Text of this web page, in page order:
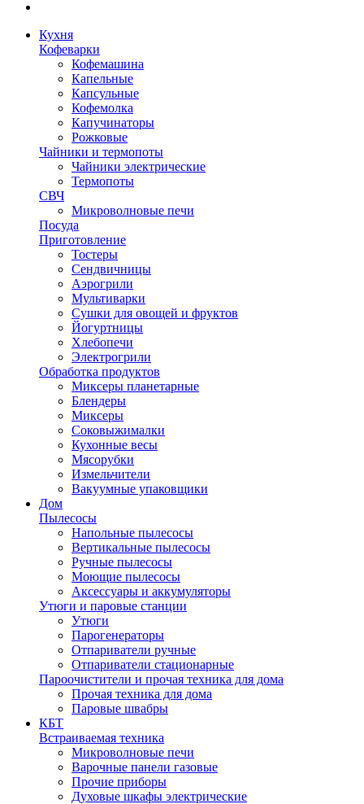
Кухня
Кофеварки
Кофемашина
Капельные
Капсульные
Кофемолка
Капучинаторы
Рожковые
Чайники и термопоты
Чайники электрические
Термопоты
СВЧ
Микроволновые печи
Посуда
Приготовление
Тостеры
Сендвичницы
Аэрогрили
Мультиварки
Сушки для овощей и фруктов
Йогуртницы
Хлебопечи
Электрогрили
Обработка продуктов
Миксеры планетарные
Блендеры
Миксеры
Соковыжималки
Кухонные весы
Мясорубки
Измельчители
Вакуумные упаковщики
Дом
Пылесосы
Напольные пылесосы
Вертикальные пылесосы
Ручные пылесосы
Моющие пылесосы
Аксессуары и аккумуляторы
Утюги и паровые станции
Утюги
Парогенераторы
Отпариватели ручные
Отпариватели стационарные
Пароочистители и прочая техника для дома
Прочая техника для дома
Паровые швабры
КБТ
Встраиваемая техника
Микроволновые печи
Варочные панели газовые
Прочие приборы
Духовые шкафы электрические